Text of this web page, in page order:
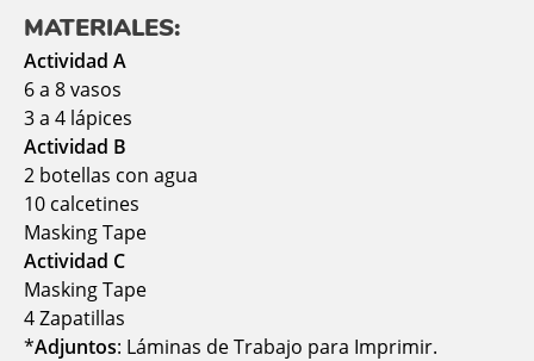
MATERIALES:
Actividad A
6 a 8 vasos
3 a 4 lápices
Actividad B
2 botellas con agua
10 calcetines
Masking Tape
Actividad C
Masking Tape
4 Zapatillas
*Adjuntos: Láminas de Trabajo para Imprimir.